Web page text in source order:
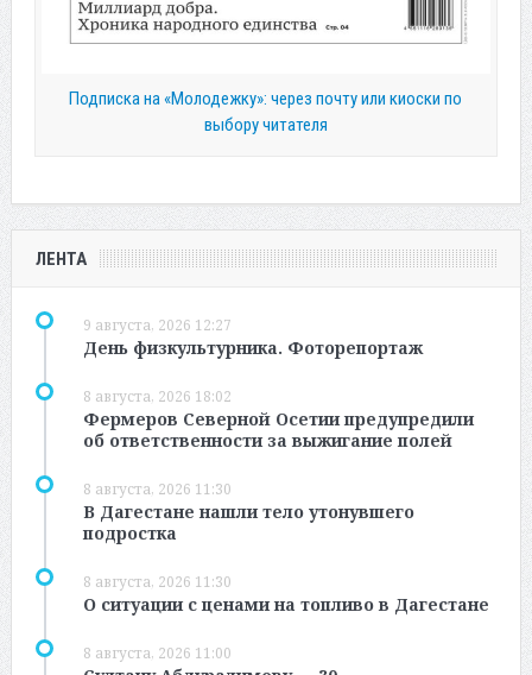
Подписка на «Молодежку»: через почту или киоски по
выбору читателя
ЛЕНТА
9 августа, 2026 12:27
День физкультурника. Фоторепортаж
8 августа, 2026 18:02
Фермеров Северной Осетии предупредили
об ответственности за выжигание полей
8 августа, 2026 11:30
В Дагестане нашли тело утонувшего
подростка
8 августа, 2026 11:30
О ситуации с ценами на топливо в Дагестане
8 августа, 2026 11:00